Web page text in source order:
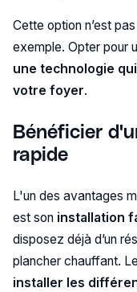
Cette option n’est
exemple. Opter pour
une technologie
votre foyer.
Bénéficier
rapide
L'un des avantages
est son installation
disposez déjà d’un
plancher chauffant.
installer les